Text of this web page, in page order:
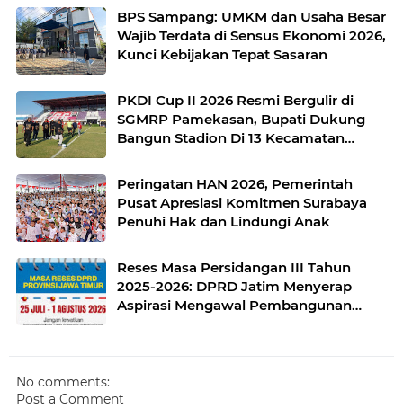
BPS Sampang: UMKM dan Usaha Besar
Wajib Terdata di Sensus Ekonomi 2026,
Kunci Kebijakan Tepat Sasaran
PKDI Cup II 2026 Resmi Bergulir di
SGMRP Pamekasan, Bupati Dukung
Bangun Stadion Di 13 Kecamatan
Peringatan HAN 2026, Pemerintah
Pusat Apresiasi Komitmen Surabaya
Penuhi Hak dan Lindungi Anak
Reses Masa Persidangan III Tahun
2025-2026: DPRD Jatim Menyerap
Aspirasi Mengawal Pembangunan
No comments:
Post a Comment